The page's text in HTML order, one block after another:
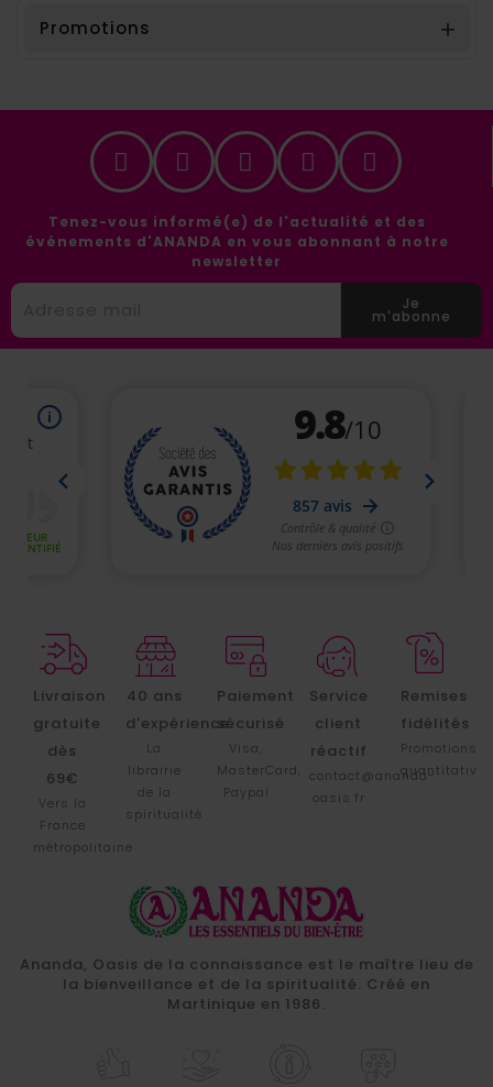
Promotions 
Tenez-vous informé(e) de l'actualité et des
événements d'ANANDA en vous abonnant à notre
newsletter
Je
m'abonne
Livraison
gratuite
dès
69€
Vers la
France
métropolitaine
40 ans
d'expérience
La
librairie
de la
spiritualité
Paiement
sécurisé
Visa,
MasterCard,
Paypal
Service
client
réactif
contact@ananda-
oasis.fr
Remises
fidélités
Promotions
Ananda, Oasis de la connaissance est le maître lieu de
la bienveillance et de la spiritualité. Créé en
Martinique en 1986.